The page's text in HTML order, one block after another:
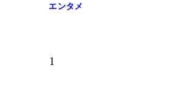
エンタメ
1